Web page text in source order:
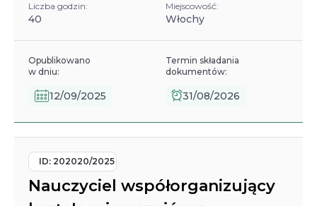
Liczba godzin:
40
Miejscowość:
Włochy
Opublikowano
w dniu:
12/09/2025
Termin składania
dokumentów:
31/08/2026
ID: 202020/2025
Nauczyciel współorganizujący